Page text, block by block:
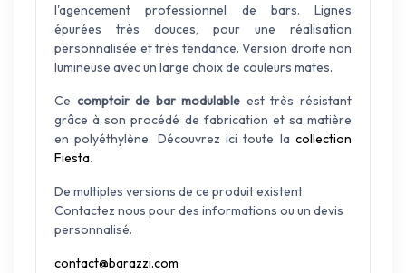
l'agencement professionnel de bars. Lignes
épurées très douces, pour une réalisation
personnalisée et très tendance. Version droite non
lumineuse avec un large choix de couleurs mates.
Ce comptoir de bar modulable est très résistant
grâce à son procédé de fabrication et sa matière
en polyéthylène. Découvrez ici toute la collection
Fiesta.
De multiples versions de ce produit existent.
Contactez nous pour des informations ou un devis
personnalisé.
contact@barazzi.com